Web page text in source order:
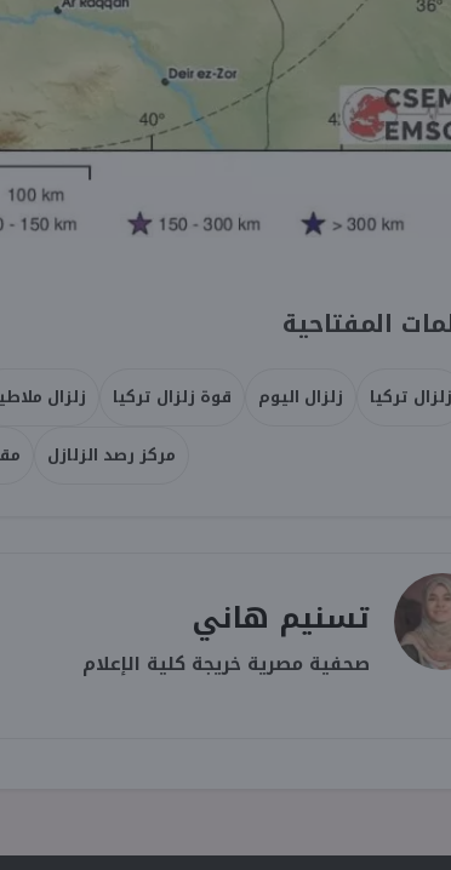
المفتاحية
زلزال تركيا زلزال اليوم قوة زلزال تركيا زلزال
مركز رصد الزلازل
تسنيم هاني
صحفية مصرية خريجة كلية الإعلام